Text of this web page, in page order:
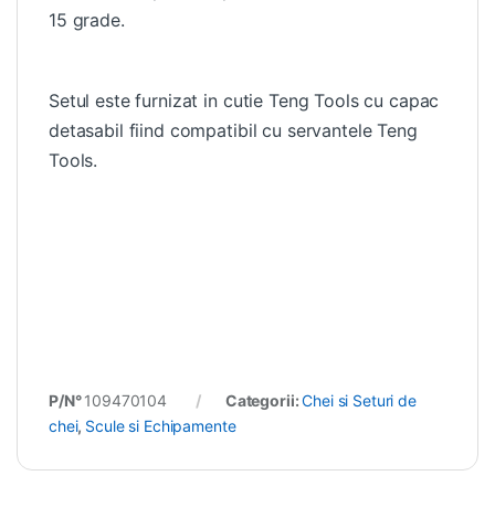
15 grade.
Setul este furnizat in cutie Teng Tools cu capac
detasabil fiind compatibil cu servantele Teng
Tools.
P/N°109470104 Categorii:Chei si Seturi de
chei, Scule si Echipamente